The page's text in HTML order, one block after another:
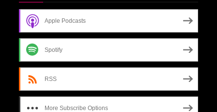
Apple Podcasts
Spotify
RSS
More Subscribe Options